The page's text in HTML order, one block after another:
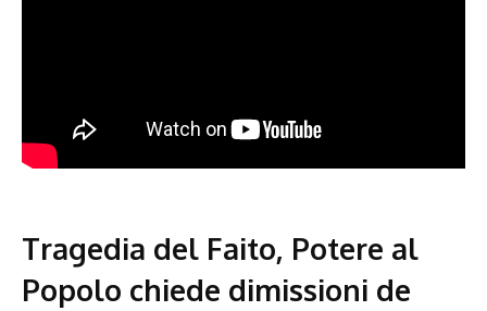
Tragedia del Faito, Potere al
Popolo chiede dimissioni de